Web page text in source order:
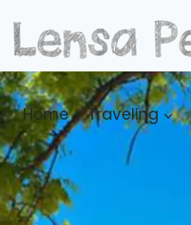
Home Traveling